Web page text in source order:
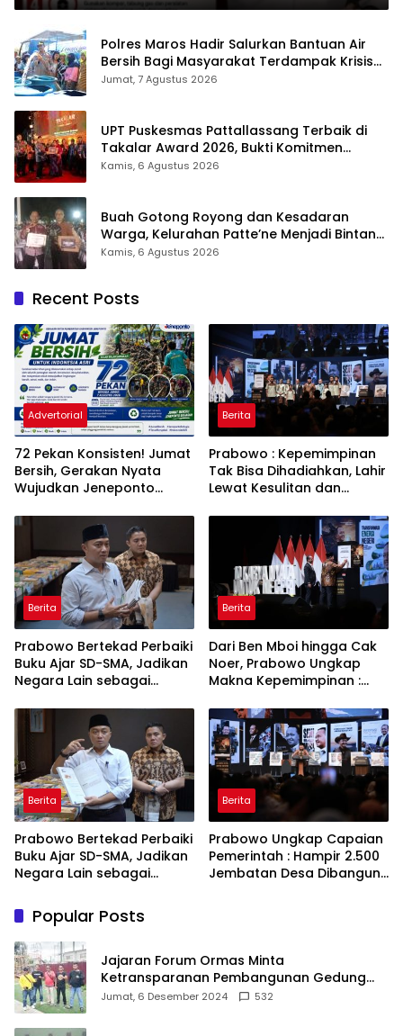
Polres Maros Hadir Salurkan Bantuan Air
Bersih Bagi Masyarakat Terdampak Krisis
Air Bersih Di Maros
Jumat, 7 Agustus 2026
UPT Puskesmas Pattallassang Terbaik di
Takalar Award 2026, Bukti Komitmen
Hadirkan Pelayanan Kesehatan Berkualitas
Kamis, 6 Agustus 2026
Buah Gotong Royong dan Kesadaran
Warga, Kelurahan Patte’ne Menjadi Bintang
Takalar Award 2026
Kamis, 6 Agustus 2026
Recent Posts
Advertorial
72 Pekan Konsisten! Jumat
Bersih, Gerakan Nyata
Wujudkan Jeneponto
ASRI
Berita
Prabowo : Kepemimpinan
Tak Bisa Dihadiahkan, Lahir
Lewat Kesulitan dan
Berita
Prabowo Bertekad Perbaiki
Buku Ajar SD-SMA, Jadikan
Negara Lain sebagai
Berita
Dari Ben Mboi hingga Cak
Noer, Prabowo Ungkap
Makna Kepemimpinan :
Gunakan Akal Sehat
Berita
Prabowo Bertekad Perbaiki
Buku Ajar SD-SMA, Jadikan
Negara Lain sebagai
Berita
Prabowo Ungkap Capaian
Pemerintah : Hampir 2.500
Jembatan Desa Dibangun,
Popular Posts
Jajaran Forum Ormas Minta
Ketransparanan Pembangunan Gedung
Damkar Di Kecamatan Cisoka
Jumat, 6 Desember 2024 532